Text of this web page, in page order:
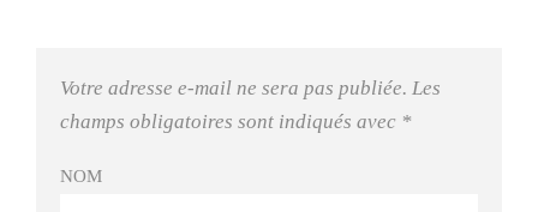
Votre adresse e-mail ne sera pas publiée. Les
champs obligatoires sont indiqués avec *
NOM